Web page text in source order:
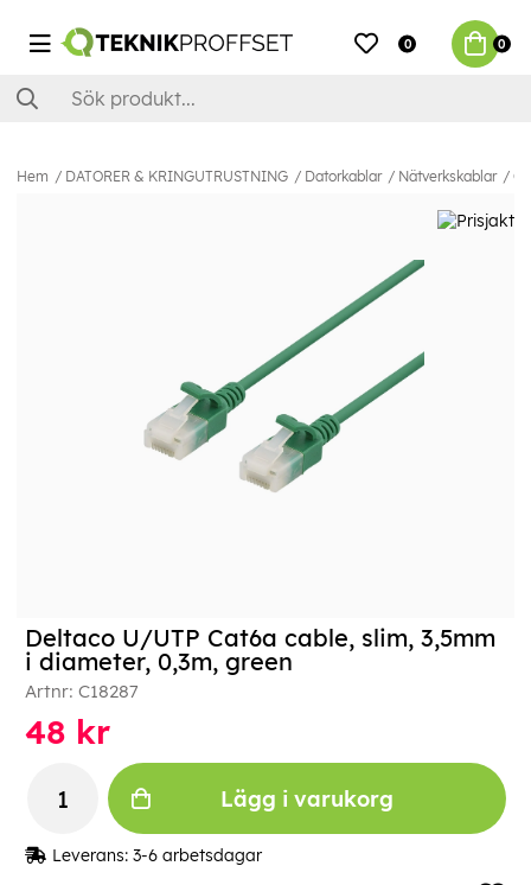
0 0
Hem DATORER & KRINGUTRUSTNING Datorkablar Nätverkskablar
Deltaco U/UTP Cat6a cable, slim, 3,5mm
i diameter, 0,3m, green
Artnr: C18287
48 kr
Lägg i varukorg
Leverans: 3-6 arbetsdagar